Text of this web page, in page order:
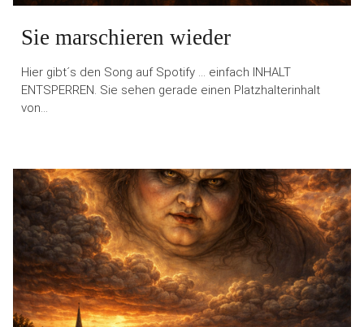
Sie marschieren wieder
Hier gibt´s den Song auf Spotify … einfach INHALT
ENTSPERREN. Sie sehen gerade einen Platzhalterinhalt
von…